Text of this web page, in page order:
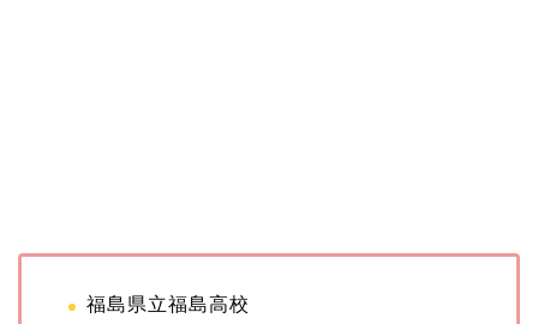
福島県立福島高校